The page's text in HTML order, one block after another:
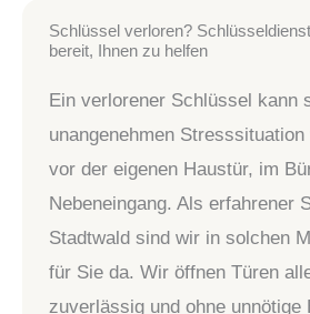
Schlüssel verloren?
bereit, Ihnen zu helfen
Ein verlorener Schlüssel kann
unangenehmen
vor der eigenen Haustür, im
Nebeneingang. Als erfahrener
Stadtwald sind wir in solchen
für Sie da. Wir öffnen Türen
zuverlässig und ohne unnötige